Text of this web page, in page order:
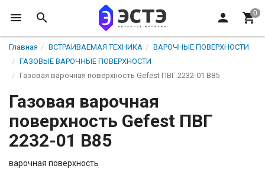
Главная ВСТРАИВАЕМАЯ ТЕХНИКА
ВАРОЧНЫЕ ПОВЕРХНОСТИ
ГАЗОВЫЕ ВАРОЧНЫЕ ПОВЕРХНОСТИ
Газовая варочная поверхность Gefest ПВГ 2232-01 В85
Газовая варочная
поверхность Gefest ПВГ
2232-01 В85
варочная поверхность